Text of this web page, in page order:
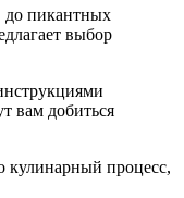
до пикантных
выбор
вам добиться
процесс,